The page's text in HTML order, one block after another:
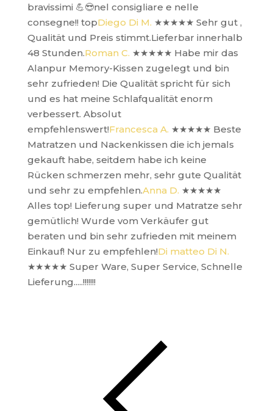
bravissimi 💪😎nel consigliare e nelle
consegne!! topDiego Di M. ★★★★★ Sehr gut ,
Qualität und Preis stimmt.Lieferbar innerhalb
48 Stunden.Roman C. ★★★★★ Habe mir das
Alanpur Memory-Kissen zugelegt und bin
sehr zufrieden! Die Qualität spricht für sich
und es hat meine Schlafqualität enorm
verbessert. Absolut
empfehlenswert!Francesca A. ★★★★★ Beste
Matratzen und Nackenkissen die ich jemals
gekauft habe, seitdem habe ich keine
Rücken schmerzen mehr, sehr gute Qualität
und sehr zu empfehlen.Anna D. ★★★★★
Alles top! Lieferung super und Matratze sehr
gemütlich! Wurde vom Verkäufer gut
beraten und bin sehr zufrieden mit meinem
Einkauf! Nur zu empfehlen!Di matteo Di N.
★★★★★ Super Ware, Super Service, Schnelle
Lieferung.....!!!!!!!